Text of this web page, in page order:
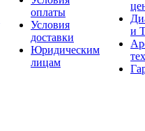
оплаты
Условия
доставки
Юридическим
лицам
и